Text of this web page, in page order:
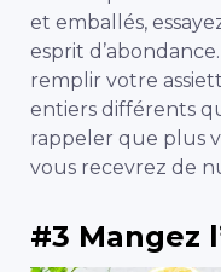
et emballés,
esprit
remplir votre
entiers différents
rappeler que plus
vous recevrez de
#3 Mangez